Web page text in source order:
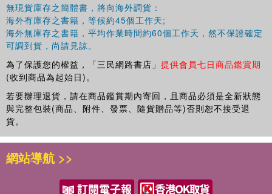
無現貨庫存之簡體書，將向海外調貨：
海外有庫存之書籍，等候約45個工作天;
海外無庫存之書籍，平均作業時間約60個工作天，然不保證確定
可調到貨，尚請見諒。
為了保護您的權益，「三民網路書店」 提供會員七日商品鑑賞期
(收到商品為起始日)。
若要辦理退貨，請在商品鑑賞期內寄回，且商品必須是全新狀態
與完整包裝(商品、附件、發票、隨貨贈品等)否則恕不接受退
貨。
網站導航 >>